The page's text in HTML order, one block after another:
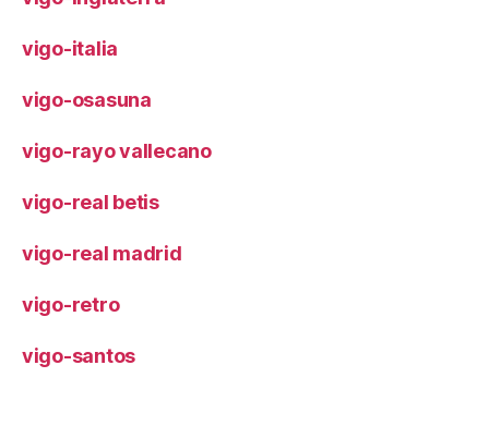
vigo-italia
vigo-osasuna
vigo-rayo vallecano
vigo-real betis
vigo-real madrid
vigo-retro
vigo-santos